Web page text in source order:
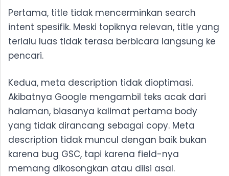
Pertama, title tidak mencerminkan search
intent spesifik. Meski topiknya relevan, title yang
terlalu luas tidak terasa berbicara langsung ke
pencari.
Kedua, meta description tidak dioptimasi.
Akibatnya Google mengambil teks acak dari
halaman, biasanya kalimat pertama body
yang tidak dirancang sebagai copy. Meta
description tidak muncul dengan baik bukan
karena bug GSC, tapi karena field-nya
memang dikosongkan atau diisi asal.